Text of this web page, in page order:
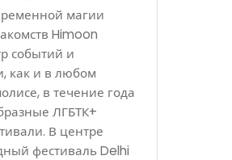
магии
Himoon
событий и
как и в любом
в течение года
ЛГБТК+
В центре
фестиваль Delhi